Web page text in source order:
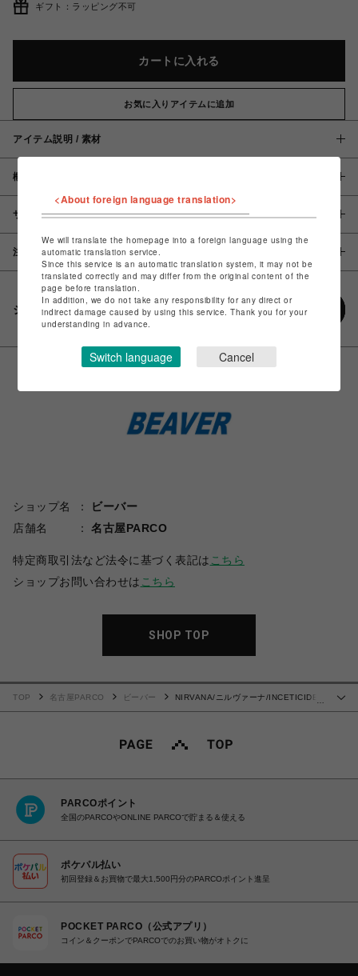
ギフト：ラッピング不可
カートに入れる
お気に入りアイテムに追加
アイテム説明 / 素材
概要
サイズ
注意事項
シェアする
ショップ名
ビーバー
店舗名
名古屋PARCO
特定商取引法など法令に基づく表記は こちら
ショップお問い合わせは こちら
SHOP TOP
…
TOP 名古屋PARCO ビーバー
NIRVANA/ニルヴァーナ/INCETICIDE
PARCOポイント
全国のPARCOやONLINE PARCOで貯まる＆使える
ポケパル払い
初回登録＆お買物で最大1,500円分のPARCOポイント進呈
POCKET PARCO（公式アプリ）
コイン＆クーポンでPARCOでのお買い物がオトクに
<About foreign language translation>
We will translate the homepage into a foreign language using the
automatic translation service.
Since this service is an automatic translation system, it may not be
translated correctly and may differ from the original content of the
page before translation.
In addition, we do not take any responsibility for any direct or
indirect damage caused by using this service. Thank you for your
understanding in advance.
Switch language Cancel